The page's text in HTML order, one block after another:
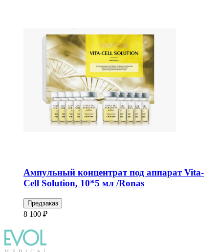
Ампульный концентрат под аппарат Vita-
Cell Solution, 10*5 мл /Ronas
Предзаказ
8 100 ₽